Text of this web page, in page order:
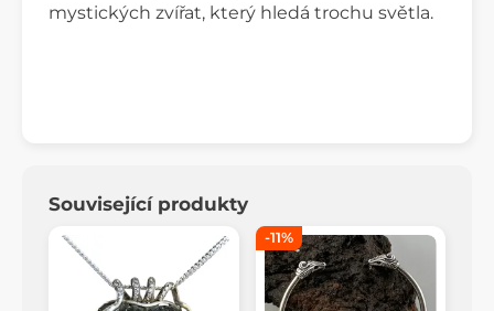
mystických zvířat, který hledá trochu světla.
Související produkty
-11%